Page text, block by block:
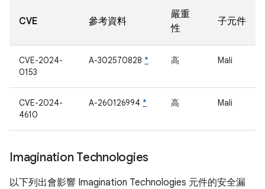
CVE 參考資料
嚴重
性
子元件
CVE-2024-
0153
A-302570828 * 高 Mali
CVE-2024-
4610
A-260126994 * 高 Mali
Imagination Technologies
以下列出會影響 Imagination Technologies 元件的安全漏